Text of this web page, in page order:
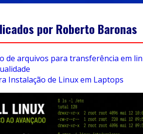
por Roberto Baronas
de arquivos para transferência em
Instalação de Linux em Laptops